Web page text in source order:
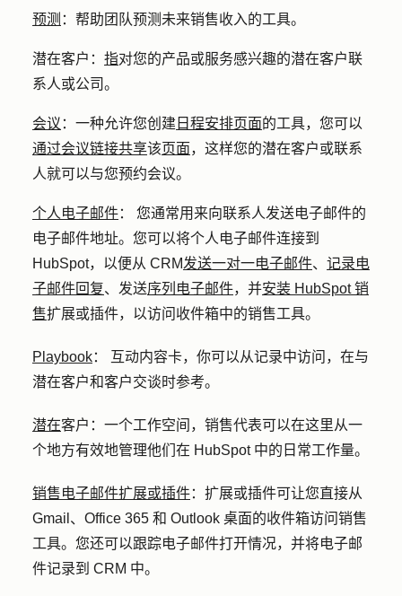
预测 ： 帮助团队预测未来销售收入的工具。
潜在客户： 指对您的产品或服务感兴趣的潜在客户联
系人或公司。
会议 ： 一种允许您创建 日程安排页面的工具，您可以
通过会议链接共享该页面，这样您的潜在客户或联系
人就可以与您预约会议。
个人电子邮件： 您通常用来向联系人发送电子邮件的
电子邮件地址。您可以将个人电子邮件连接到
HubSpot，以便从 CRM发送一对一电子邮件、 记录电
子邮件回复、发送序列电子邮件，并安装 HubSpot 销
售扩展或插件，以访问收件箱中的销售工具。
Playbook： 互动内容卡，你可以从记录中访问，在与
潜在客户和客户交谈时参考。
潜在客户：一个工作空间，销售代表可以在这里从一
个地方有效地管理他们在 HubSpot 中的日常工作量。
销售电子邮件扩展或插件： 扩展或插件可让您直接从
Gmail、Office 365 和 Outlook 桌面的收件箱访问销售
工具。您还可以跟踪电子邮件打开情况，并将电子邮
件记录到 CRM 中。